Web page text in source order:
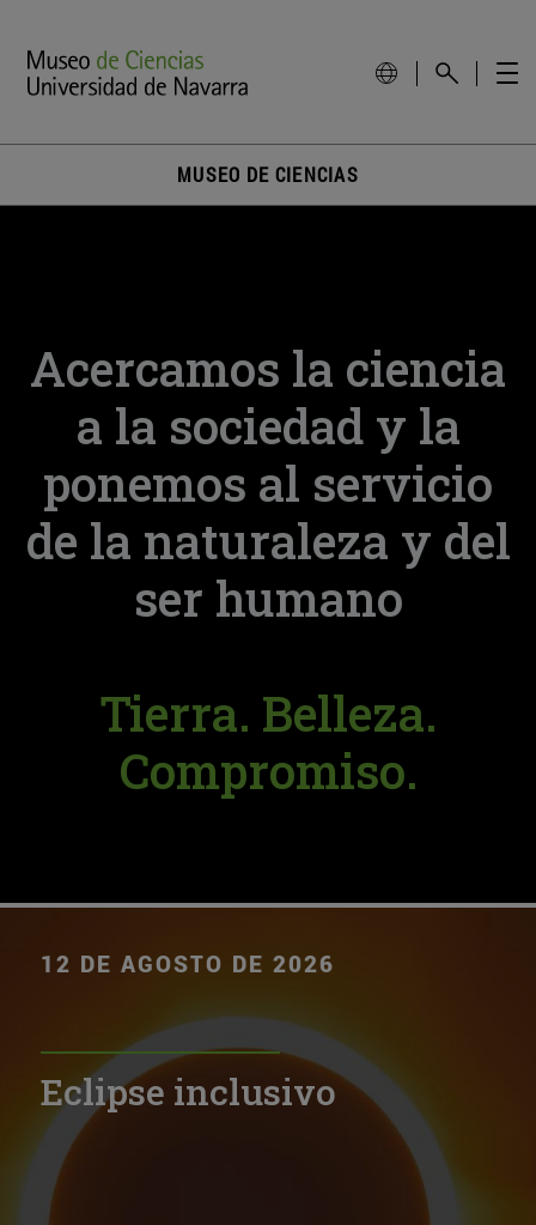
MUSEO DE CIENCIAS
Acercamos la ciencia
a la sociedad y la
ponemos al servicio
de la naturaleza y del
ser humano
Tierra. Belleza.
Compromiso.
12 DE AGOSTO DE 2026
Eclipse inclusivo